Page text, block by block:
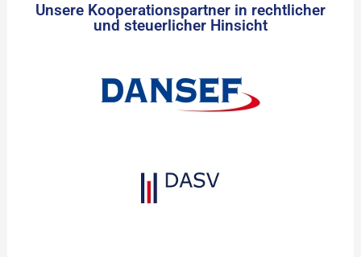
Unsere Kooperationspartner in rechtlicher
und steuerlicher Hinsicht